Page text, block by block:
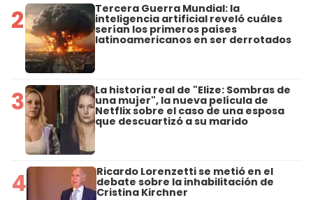
2 Tercera Guerra Mundial: la
inteligencia artificial reveló cuáles
serían los primeros países
latinoamericanos en ser derrotados
3 La historia real de "Elize: Sombras de
una mujer", la nueva película de
Netflix sobre el caso de una esposa
que descuartizó a su marido
4 Ricardo Lorenzetti se metió en el
debate sobre la inhabilitación de
Cristina Kirchner